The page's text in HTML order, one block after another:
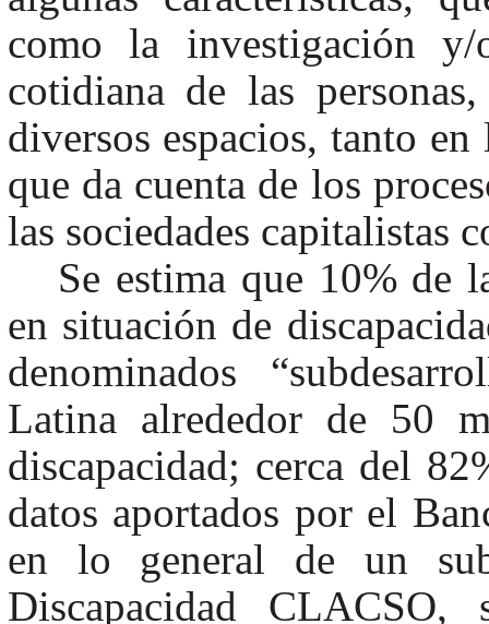
como la investigación
cotidiana de las
diversos espacios, tanto
que da cuenta de los
las sociedades capitalistas
Se estima que 10% de
en situación de
denominados
Latina alrededor de 50
discapacidad; cerca del
datos aportados por el
en lo general de un
Discapacidad